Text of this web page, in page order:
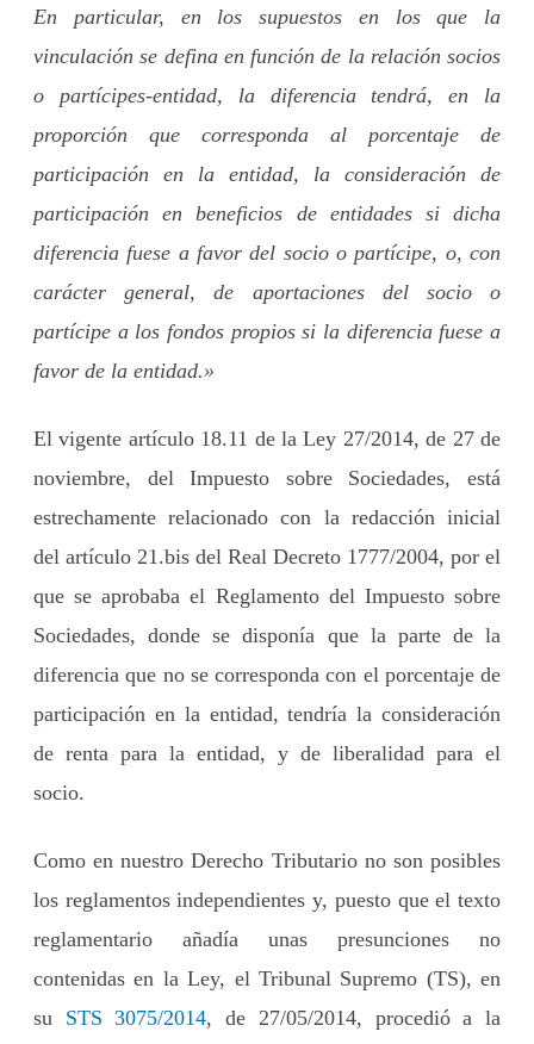
En particular, en los supuestos en los que la
vinculación se defina en función de la relación socios
o partícipes-entidad, la diferencia tendrá, en la
proporción que corresponda al porcentaje de
participación en la entidad, la consideración de
participación en beneficios de entidades si dicha
diferencia fuese a favor del socio o partícipe, o, con
carácter general, de aportaciones del socio o
partícipe a los fondos propios si la diferencia fuese a
favor de la entidad.»
El vigente artículo 18.11 de la Ley 27/2014, de 27 de
noviembre, del Impuesto sobre Sociedades, está
estrechamente relacionado con la redacción inicial
del artículo 21.bis del Real Decreto 1777/2004, por el
que se aprobaba el Reglamento del Impuesto sobre
Sociedades, donde se disponía que la parte de la
diferencia que no se corresponda con el porcentaje de
participación en la entidad, tendría la consideración
de renta para la entidad, y de liberalidad para el
socio.
Como en nuestro Derecho Tributario no son posibles
los reglamentos independientes y, puesto que el texto
reglamentario añadía unas presunciones no
contenidas en la Ley, el Tribunal Supremo (TS), en
su STS 3075/2014, de 27/05/2014, procedió a la